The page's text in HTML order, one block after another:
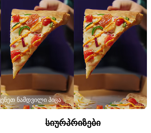
ნამდვილი პიცა
სიურპრიზები